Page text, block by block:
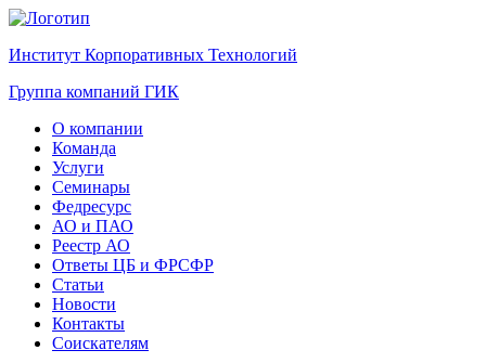
Институт Корпоративных Технологий
Группа компаний ГИК
О компании
Команда
Услуги
Семинары
Федресурс
АО и ПАО
Реестр АО
Ответы ЦБ и ФРСФР
Статьи
Новости
Контакты
Соискателям